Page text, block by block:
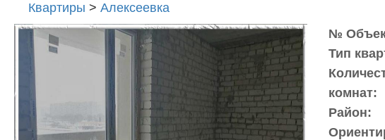
Квартиры > Алексеевка
Агенство
недвижимости
"Аверс"
№
Тип
комнат:
Район: